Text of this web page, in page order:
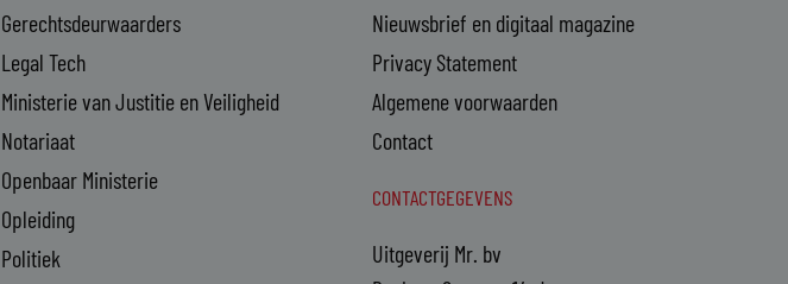
Gerechtsdeurwaarders
Legal Tech
Ministerie van Justitie en Veiligheid
Notariaat
Openbaar Ministerie
Opleiding
Politiek
Nieuwsbrief en digitaal magazine
Privacy Statement
Algemene voorwaarden
Contact
CONTACTGEGEVENS
Uitgeverij Mr. bv